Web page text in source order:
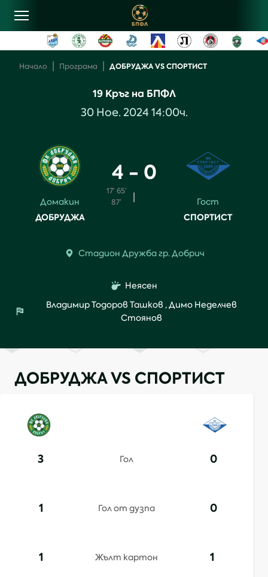
Начало Програма ДОБРУДЖА VS СПОРТИСТ
19Кръг на БПФЛ
30 Ное. 2024 14:00ч.
Домакин
ДОБРУДЖА
4 - 0
17’65’
87’
| Гост
СПОРТИСТ
Стадион Дружбагр.Добрич
Неясен
Владимир Тодоров Ташков ,Димо Неделчев
Стоянов
ДОБРУДЖА VS СПОРТИСТ
3 Гол 0
1 Гол от дузпа 0
1 Жълт картон 1